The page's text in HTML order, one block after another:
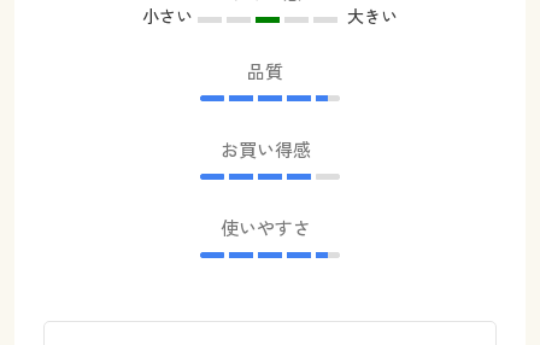
小さい 大きい
品質
お買い得感
使いやすさ